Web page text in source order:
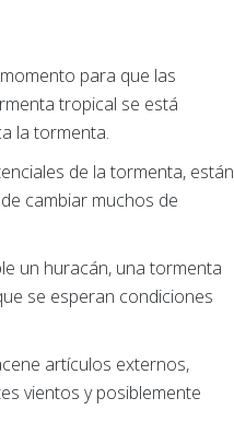
para que las
tropical se está
la tormenta.
de la tormenta, están
cambiar muchos de
un huracán, una tormenta
se esperan condiciones
artículos externos,
vientos y posiblemente